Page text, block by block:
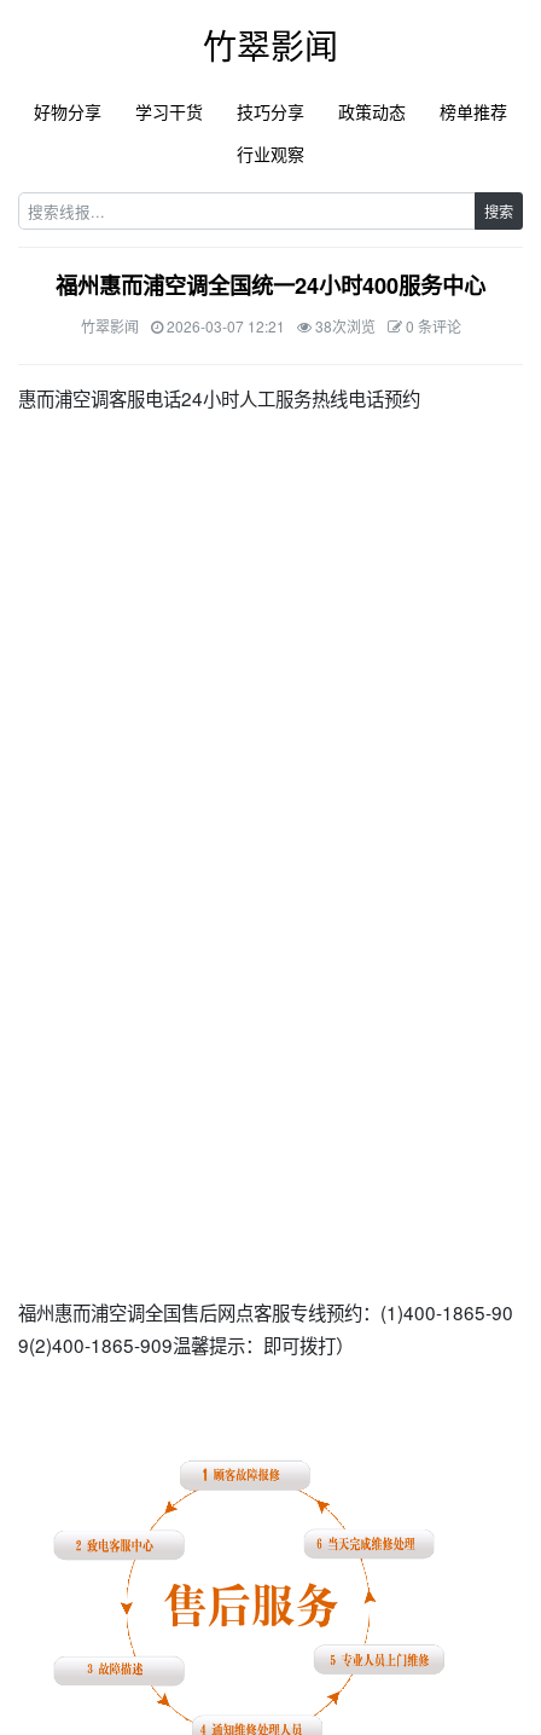
竹翠影闻
好物分享 学习干货 技巧分享 政策动态
榜单推荐
行业观察
搜索
福州惠而浦空调全国统一24小时400服务中心
竹翠影闻 2026-03-07 12:21 38次浏览 0 条评论
惠而浦空调客服电话24小时人工服务热线电话预约
福州惠而浦空调全国售后网点客服专线预约：(1)400-1865-90
9(2)400-1865-909温馨提示：即可拨打）